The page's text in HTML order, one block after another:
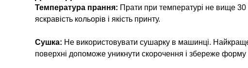
Температура прання: Прати при температурі не вище 30
яскравість кольорів і якість принту.
Сушка: Не використовувати сушарку в машинці.
поверхні допоможе уникнути скорочення і збереже форму